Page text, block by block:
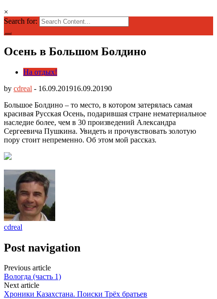
×
Search for:
Осень в Большом Болдино
На отдых!
by cdreal - 16.09.201916.09.20190
Большое Болдино – то место, в котором затерялась самая
красивая Русская Осень, подарившая стране нематериальное
наследие более, чем в 30 произведений Александра
Сергеевича Пушкина. Увидеть и прочувствовать золотую
пору стоит непременно. Об этом мой рассказ.
cdreal
Post navigation
Previous article
Вологда (часть 1)
Next article
Хроники Казахстана. Поиски Трёх братьев